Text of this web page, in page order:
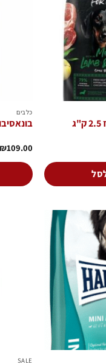
לרשימת
המשאלות
כלבים
₪109.00
הוסף
לרשימת
המשאלות
SALE